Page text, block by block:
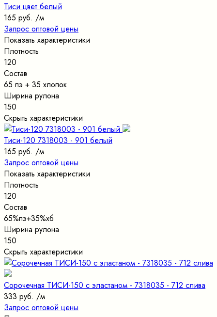
Тиси цвет белый
165 руб. /м
Запрос оптовой цены
Показать характеристики
Плотность
120
Состав
65 пэ + 35 хлопок
Ширина рулона
150
Скрыть характеристики
Тиси-120 7318003 - 901 белый
165 руб. /м
Запрос оптовой цены
Показать характеристики
Плотность
120
Состав
65%пэ+35%хб
Ширина рулона
150
Скрыть характеристики
Сорочечная ТИСИ-150 с эластаном - 7318035 - 712 слива
333 руб. /м
Запрос оптовой цены